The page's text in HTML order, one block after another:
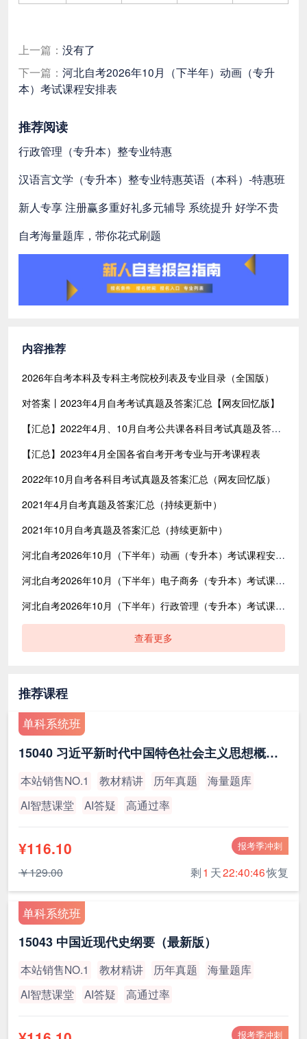
上一篇： 没有了
下一篇： 河北自考2026年10月（下半年）动画（专升
本）考试课程安排表
推荐阅读
行政管理（专升本）整专业特惠
汉语言文学（专升本）整专业特惠英语（本科）-特惠班
新人专享 注册赢多重好礼多元辅导 系统提升 好学不贵
自考海量题库，带你花式刷题
内容推荐
2026年自考本科及专科主考院校列表及专业目录（全国版）
对答案丨2023年4月自考考试真题及答案汇总【网友回忆版】
【汇总】2022年4月、10月自考公共课各科目考试真题及答案汇总（共含24科目）
【汇总】2023年4月全国各省自考开考专业与开考课程表
2022年10月自考各科目考试真题及答案汇总（网友回忆版）
2021年4月自考真题及答案汇总（持续更新中）
2021年10月自考真题及答案汇总（持续更新中）
河北自考2026年10月（下半年）动画（专升本）考试课程安排表
河北自考2026年10月（下半年）电子商务（专升本）考试课程安排表
河北自考2026年10月（下半年）行政管理（专升本）考试课程安排表
查看更多
推荐课程
单科系统班
15040 习近平新时代中国特色社会主义思想概论（最新版）
本站销售NO.1 教材精讲 历年真题
海量题库
AI智慧课堂
AI答疑 高通过率
报考季冲刺
¥116.10
￥129.00 剩1 天22:40:45恢复
单科系统班
15043 中国近现代史纲要（最新版）
本站销售NO.1 教材精讲 历年真题
海量题库
AI智慧课堂
AI答疑 高通过率
报考季冲刺